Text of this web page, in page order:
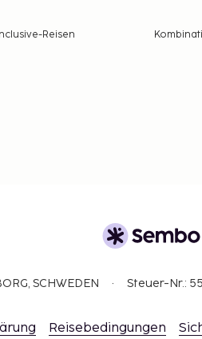
Reisen
SCHWEDEN Steuer-Nr.:
Reisebedingungen